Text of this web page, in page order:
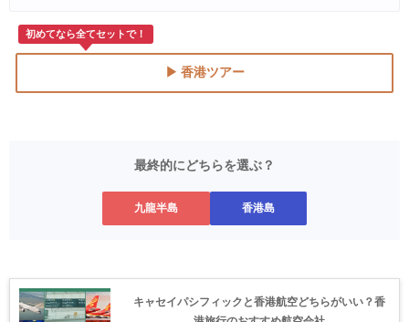
初めてなら全てセットで！
▶ 香港ツアー
最終的にどちらを選ぶ？
九龍半島 香港島
キャセイパシフィックと香港航空どちらがいい？香